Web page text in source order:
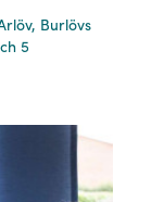
Burlövs
5